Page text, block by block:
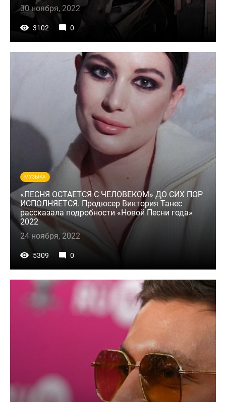
30 ноября, 2022
3102 0
МУЗЫКА
«ПЕСНЯ ОСТАЕТСЯ С ЧЕЛОВЕКОМ» ДО СИХ ПОР
ИСПОЛНЯЕТСЯ. Продюсер Виктория Танес
рассказала подробности «Новой Песни года»
2022
24 ноября, 2022
5309 0